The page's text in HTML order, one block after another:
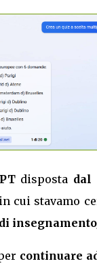
disposta dal
cui stavamo
continuare